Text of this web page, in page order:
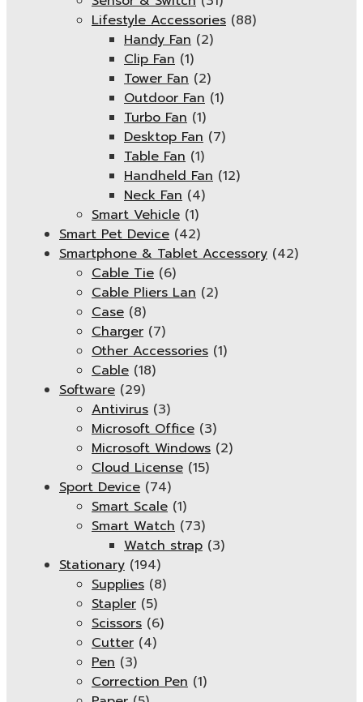
Lifestyle Accessories (88)
Handy Fan (2)
Clip Fan (1)
Tower Fan (2)
Outdoor Fan (1)
Turbo Fan (1)
Desktop Fan (7)
Table Fan (1)
Handheld Fan (12)
Neck Fan (4)
Smart Vehicle (1)
Smart Pet Device (42)
Smartphone & Tablet Accessory (42)
Cable Tie (6)
Cable Pliers Lan (2)
Case (8)
Charger (7)
Other Accessories (1)
Cable (18)
Software (29)
Antivirus (3)
Microsoft Office (3)
Microsoft Windows (2)
Cloud License (15)
Sport Device (74)
Smart Scale (1)
Smart Watch (73)
Watch strap (3)
Stationary (194)
Supplies (8)
Stapler (5)
Scissors (6)
Cutter (4)
Pen (3)
Correction Pen (1)